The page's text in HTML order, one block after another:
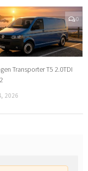
0
Transporter T5 2.0TDI
2026